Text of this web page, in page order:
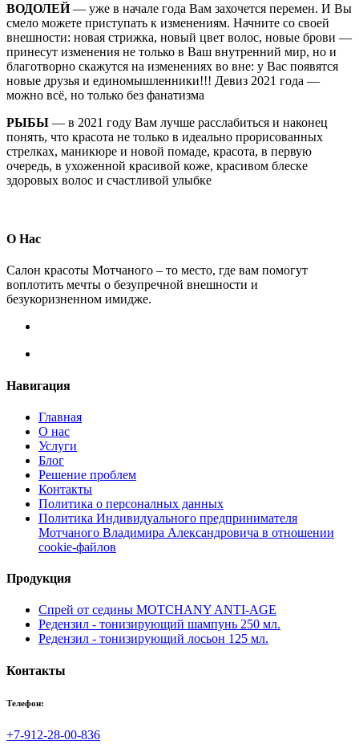
ВОДОЛЕЙ— уже в начале года Вам захочется перемен. И Вы
смело можете приступать к изменениям. Начните со своей
внешности: новая стрижка, новый цвет волос, новые брови —
принесут изменения не только в Ваш внутренний мир, но и
благотворно скажутся на изменениях во вне: у Вас появятся
новые друзья и единомышленники!!! Девиз 2021 года —
можно всё, но только без фанатизма
РЫБЫ — в 2021 году Вам лучше расслабиться и наконец
понять, что красота не только в идеально прорисованных
стрелках, маникюре и новой помаде, красота, в первую
очередь, в ухоженной красивой коже, красивом блеске
здоровых волос и счастливой улыбке
О Нас
Салон красоты Мотчаного – то место, где вам помогут
воплотить мечты о безупречной внешности и
безукоризненном имидже.
Навигация
Главная
О нас
Услуги
Блог
Решение проблем
Контакты
Политика о персоналных данных
Политика Индивидуального предпринимателя
Мотчаного Владимира Александровича в отношении
cookie-файлов
Продукция
Спрей от седины MOTCHANY ANTI-AGE
Редензил - тонизирующий шампунь 250 мл.
Редензил - тонизирующий лосьон 125 мл.
Контакты
Телефон:
+7-912-28-00-836